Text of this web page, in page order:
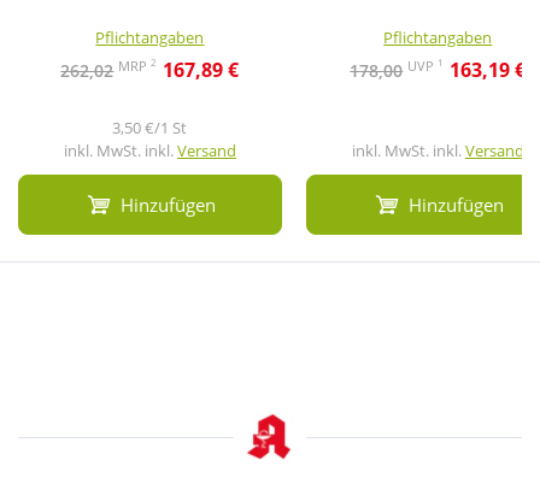
Pflichtangaben
262,02 MRP2 167,89 €
3,50 €/1 St
inkl. MwSt. inkl.Versand
Hinzufügen
Pflichtangaben
178,00 UVP 1 163,19 €
inkl. MwSt. inkl.Versand
Hinzufügen